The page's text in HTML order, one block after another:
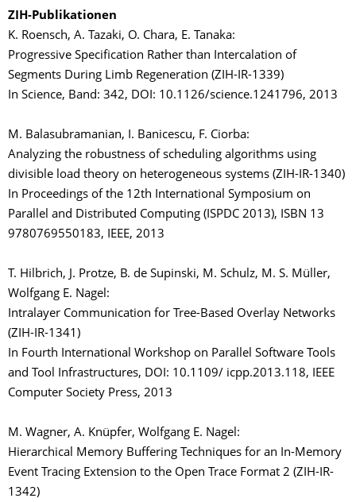
ZIH-Publikationen
K. Roensch, A. Tazaki, O. Chara, E. Tanaka:
Progressive Specification Rather than Intercalation of
Segments During Limb Regeneration (ZIH-IR-1339)
In Science, Band: 342, DOI: 10.1126/science.1241796, 2013
M. Balasubramanian, I. Banicescu, F. Ciorba:
Analyzing the robustness of scheduling algorithms using
divisible load theory on heterogeneous systems (ZIH-IR-1340)
In Proceedings of the 12th International Symposium on
Parallel and Distributed Computing (ISPDC 2013), ISBN 13
9780769550183, IEEE, 2013
T. Hilbrich, J. Protze, B. de Supinski, M. Schulz, M. S. Müller,
Wolfgang E. Nagel:
Intralayer Communication for Tree-Based Overlay Networks
(ZIH-IR-1341)
In Fourth International Workshop on Parallel Software Tools
and Tool Infrastructures, DOI: 10.1109/ icpp.2013.118, IEEE
Computer Society Press, 2013
M. Wagner, A. Knüpfer, Wolfgang E. Nagel:
Hierarchical Memory Buffering Techniques for an In-Memory
Event Tracing Extension to the Open Trace Format 2 (ZIH-IR-
1342)